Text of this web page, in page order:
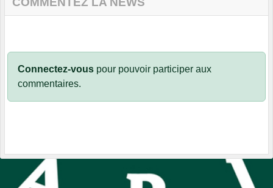
Connectez-vous pour pouvoir participer aux
commentaires.